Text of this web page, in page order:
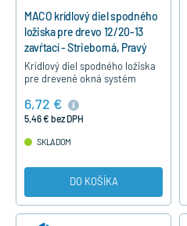
MACO krídlový diel spodného
ložiska pre drevo 12/20-13
zavŕtací - Strieborná, Pravý
Krídlový diel spodného ložiska
pre drevené okná systém
zavŕtaním do dolného rohu
krídla okna okutého kovaním
6,72 €
5,46 € bez DPH
SKLADOM
DO KOŠÍKA